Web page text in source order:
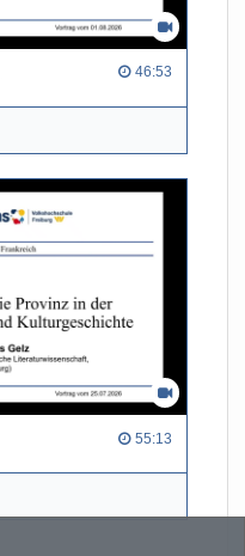
46:53
55:13